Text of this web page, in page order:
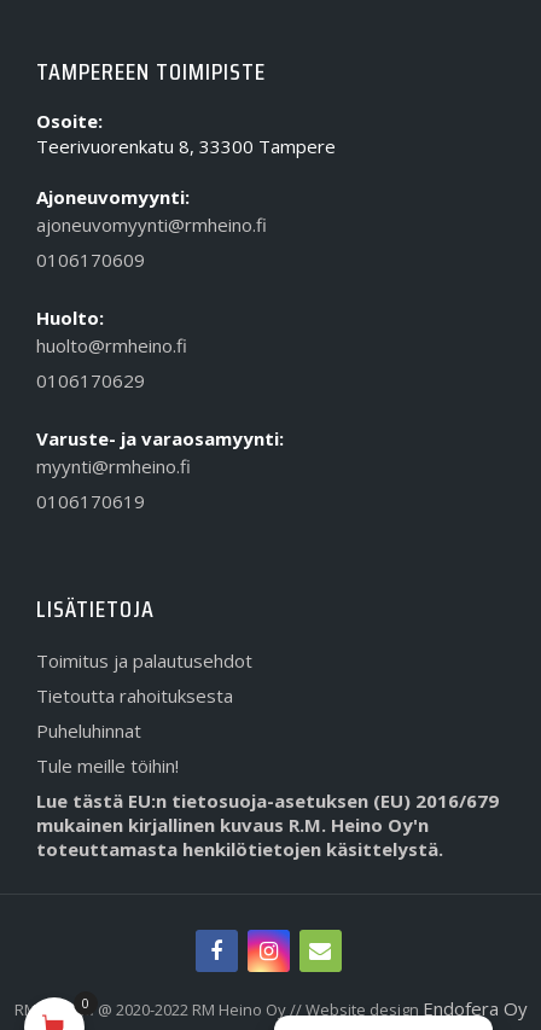
TAMPEREEN TOIMIPISTE
Osoite:
Teerivuorenkatu 8, 33300 Tampere
Ajoneuvomyynti:
ajoneuvomyynti@rmheino.fi
0106170609
Huolto:
huolto@rmheino.fi
0106170629
Varuste- ja varaosamyynti:
myynti@rmheino.fi
0106170619
LISÄTIETOJA
Toimitus ja palautusehdot
Tietoutta rahoituksesta
Puheluhinnat
Tule meille töihin!
Lue tästä EU:n tietosuoja-asetuksen (EU) 2016/679
mukainen kirjallinen kuvaus R.M. Heino Oy'n
toteuttamasta henkilötietojen käsittelystä.
RMHeino.fi @ 2020-2022 RM Heino Oy // Website design Endofera Oy
0